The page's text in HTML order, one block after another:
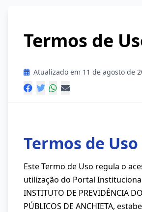
Termos de
Atualizado em 11 de agosto de
Termos de Uso
Este Termo de Uso regula o
utilização do Portal
INSTITUTO DE PREVIDÊNCIA
PÚBLICOS DE ANCHIETA,